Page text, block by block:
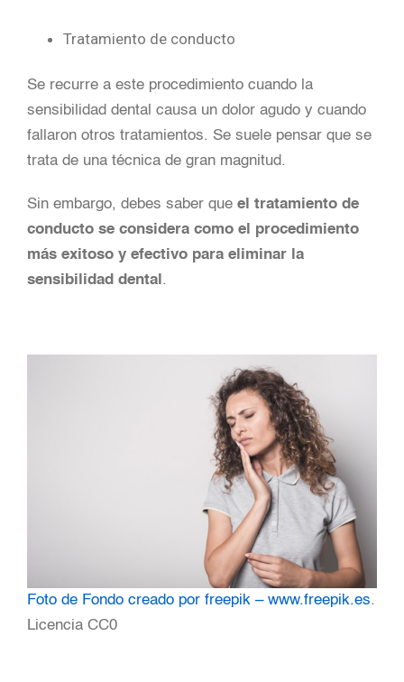
Tratamiento de conducto
Se recurre a este procedimiento cuando la
sensibilidad dental causa un dolor agudo y cuando
fallaron otros tratamientos. Se suele pensar que se
trata de una técnica de gran magnitud.
Sin embargo, debes saber que el tratamiento de
conducto se considera como el procedimiento
más exitoso y efectivo para eliminar la
sensibilidad dental .
Foto de Fondo creado por freepik – www.freepik.es.
Licencia CC0